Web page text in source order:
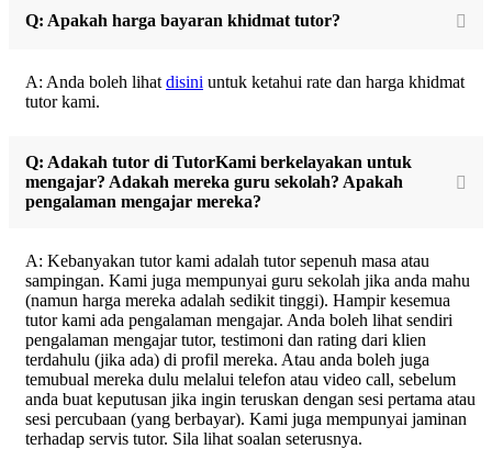
Q: Apakah harga bayaran khidmat tutor?
A: Anda boleh lihat disini untuk ketahui rate dan harga khidmat
tutor kami.
Q: Adakah tutor di TutorKami berkelayakan untuk
mengajar? Adakah mereka guru sekolah? Apakah
pengalaman mengajar mereka?
A: Kebanyakan tutor kami adalah tutor sepenuh masa atau
sampingan. Kami juga mempunyai guru sekolah jika anda mahu
(namun harga mereka adalah sedikit tinggi). Hampir kesemua
tutor kami ada pengalaman mengajar. Anda boleh lihat sendiri
pengalaman mengajar tutor, testimoni dan rating dari klien
terdahulu (jika ada) di profil mereka. Atau anda boleh juga
temubual mereka dulu melalui telefon atau video call, sebelum
anda buat keputusan jika ingin teruskan dengan sesi pertama atau
sesi percubaan (yang berbayar). Kami juga mempunyai jaminan
terhadap servis tutor. Sila lihat soalan seterusnya.